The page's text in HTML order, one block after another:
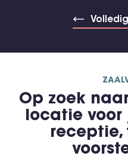
Op zoek
locatie voor
receptie,